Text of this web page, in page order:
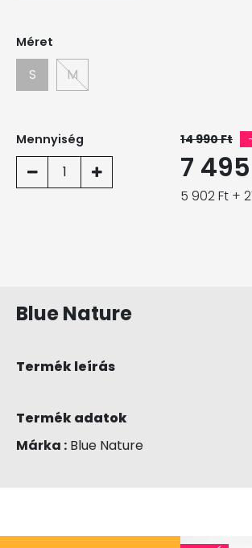
Méret
S M
Mennyiség
1
14 990 Ft
7
5 902 Ft +
Blue Nature
Termék leírás
Termék adatok
Márka : Blue Nature